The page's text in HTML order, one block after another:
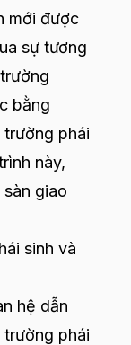
mới được
sự tương
bằng
phái
này,
giao
sinh và
hệ dẫn
phái